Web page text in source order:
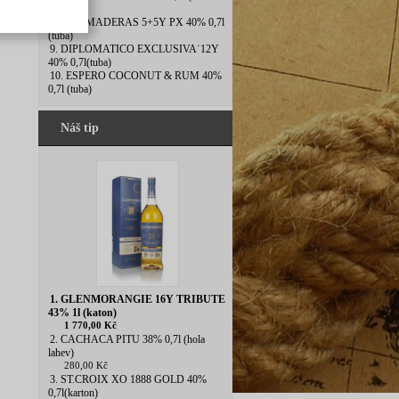
8. DOS MADERAS 5+5Y PX 40% 0,7l
(tuba)
9. DIPLOMATICO EXCLUSIVA˙12Y
40% 0,7l(tuba)
10. ESPERO COCONUT & RUM 40%
0,7l (tuba)
Náš tip
1. GLENMORANGIE 16Y TRIBUTE
43% 1l (katon)
1 770,00 Kč
2. CACHACA PITU 38% 0,7l (hola
lahev)
280,00 Kč
3. ST.CROIX XO 1888 GOLD 40%
0,7l(karton)